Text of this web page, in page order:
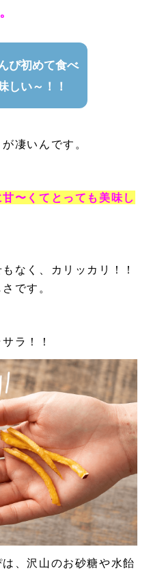
ぴ初めて食べ
しい～！！
凄いんです。
〜くてとっても美味し
なく、カリッカリ！！
です。
ラ！！
、沢山のお砂糖や水飴